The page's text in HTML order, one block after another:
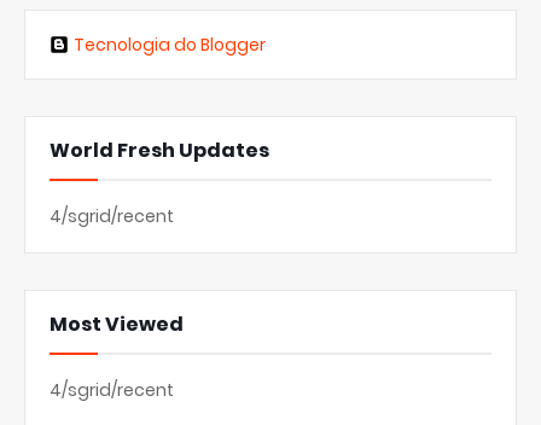
Tecnologia do Blogger
World Fresh Updates
4/sgrid/recent
Most Viewed
4/sgrid/recent